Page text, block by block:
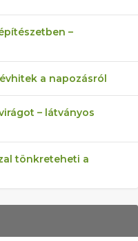
NEM MENŐ!
–
a napozásról
– látványos
tönkreteheti a